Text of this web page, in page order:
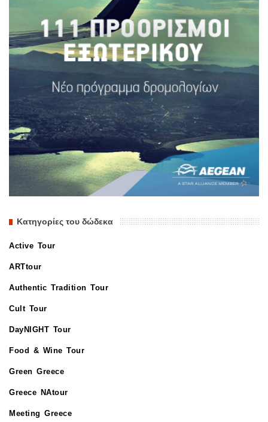
Κατηγορίες του δώδεκα
Active Tour
ARTtour
Authentic Tradition Tour
Cult Tour
DayNIGHT Tour
Food & Wine Tour
Green Greece
Greece NAtour
Meeting Greece